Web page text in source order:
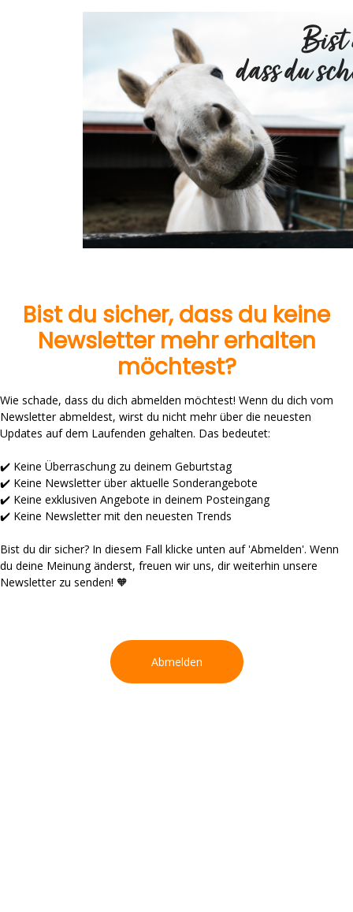
Bist du sicher, dass du keine
Newsletter mehr erhalten
möchtest?
Wie schade, dass du dich abmelden möchtest! Wenn du dich vom
Newsletter abmeldest, wirst du nicht mehr über die neuesten
Updates auf dem Laufenden gehalten. Das bedeutet:
✔️ Keine Überraschung zu deinem Geburtstag
✔️ Keine Newsletter über aktuelle Sonderangebote
✔️ Keine exklusiven Angebote in deinem Posteingang
✔️ Keine Newsletter mit den neuesten Trends
Bist du dir sicher? In diesem Fall klicke unten auf 'Abmelden'. Wenn
du deine Meinung änderst, freuen wir uns, dir weiterhin unsere
Newsletter zu senden! 🧡